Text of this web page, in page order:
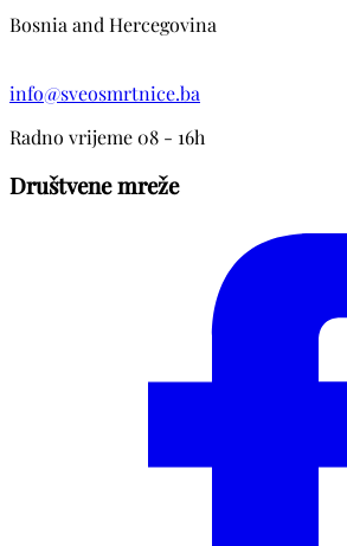
Bosnia and Hercegovina
info@sveosmrtnice.ba
Radno vrijeme 08 - 16h
Društvene mreže